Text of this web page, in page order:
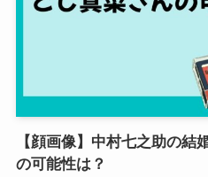
【顔画像】中村七之助の結
の可能性は？